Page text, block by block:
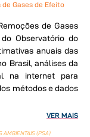
Gases de Efeito
de Gases
Observatório do
anuais das
Brasil, análises da
na internet para
métodos e dados
VER MAIS
AMBIENTAIS (PSA)